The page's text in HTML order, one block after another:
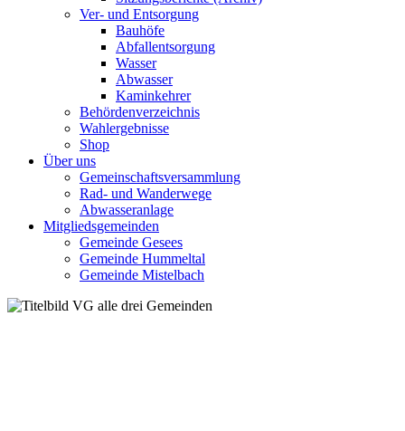
Ver- und Entsorgung
Bauhöfe
Abfallentsorgung
Wasser
Abwasser
Kaminkehrer
Behördenverzeichnis
Wahlergebnisse
Shop
Über uns
Gemeinschaftsversammlung
Rad- und Wanderwege
Abwasseranlage
Mitgliedsgemeinden
Gemeinde Gesees
Gemeinde Hummeltal
Gemeinde Mistelbach